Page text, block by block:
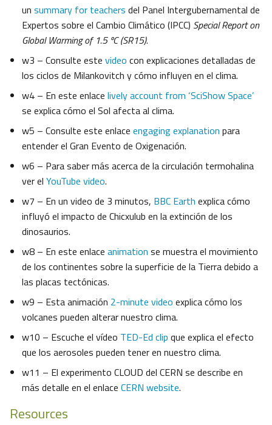
un summary for teachers del Panel Intergubernamental de
Expertos sobre el Cambio Climático (IPCC) Special Report on
Global Warming of 1.5 ºC (SR15).
w3 – Consulte este video con explicaciones detalladas de
los ciclos de Milankovitch y cómo influyen en el clima.
w4 – En este enlace lively account from ‘SciShow Space’
se explica cómo el Sol afecta al clima.
w5 – Consulte este enlace engaging explanation para
entender el Gran Evento de Oxigenación.
w6 – Para saber más acerca de la circulación termohalina
ver el YouTube video.
w7 – En un video de 3 minutos, BBC Earth explica cómo
influyó el impacto de Chicxulub en la extinción de los
dinosaurios.
w8 – En este enlace animation se muestra el movimiento
de los continentes sobre la superficie de la Tierra debido a
las placas tectónicas.
w9 – Esta animación 2-minute video explica cómo los
volcanes pueden alterar nuestro clima.
w10 – Escuche el vídeo TED-Ed clip que explica el efecto
que los aerosoles pueden tener en nuestro clima.
w11 – El experimento CLOUD del CERN se describe en
más detalle en el enlace CERN website.
Resources